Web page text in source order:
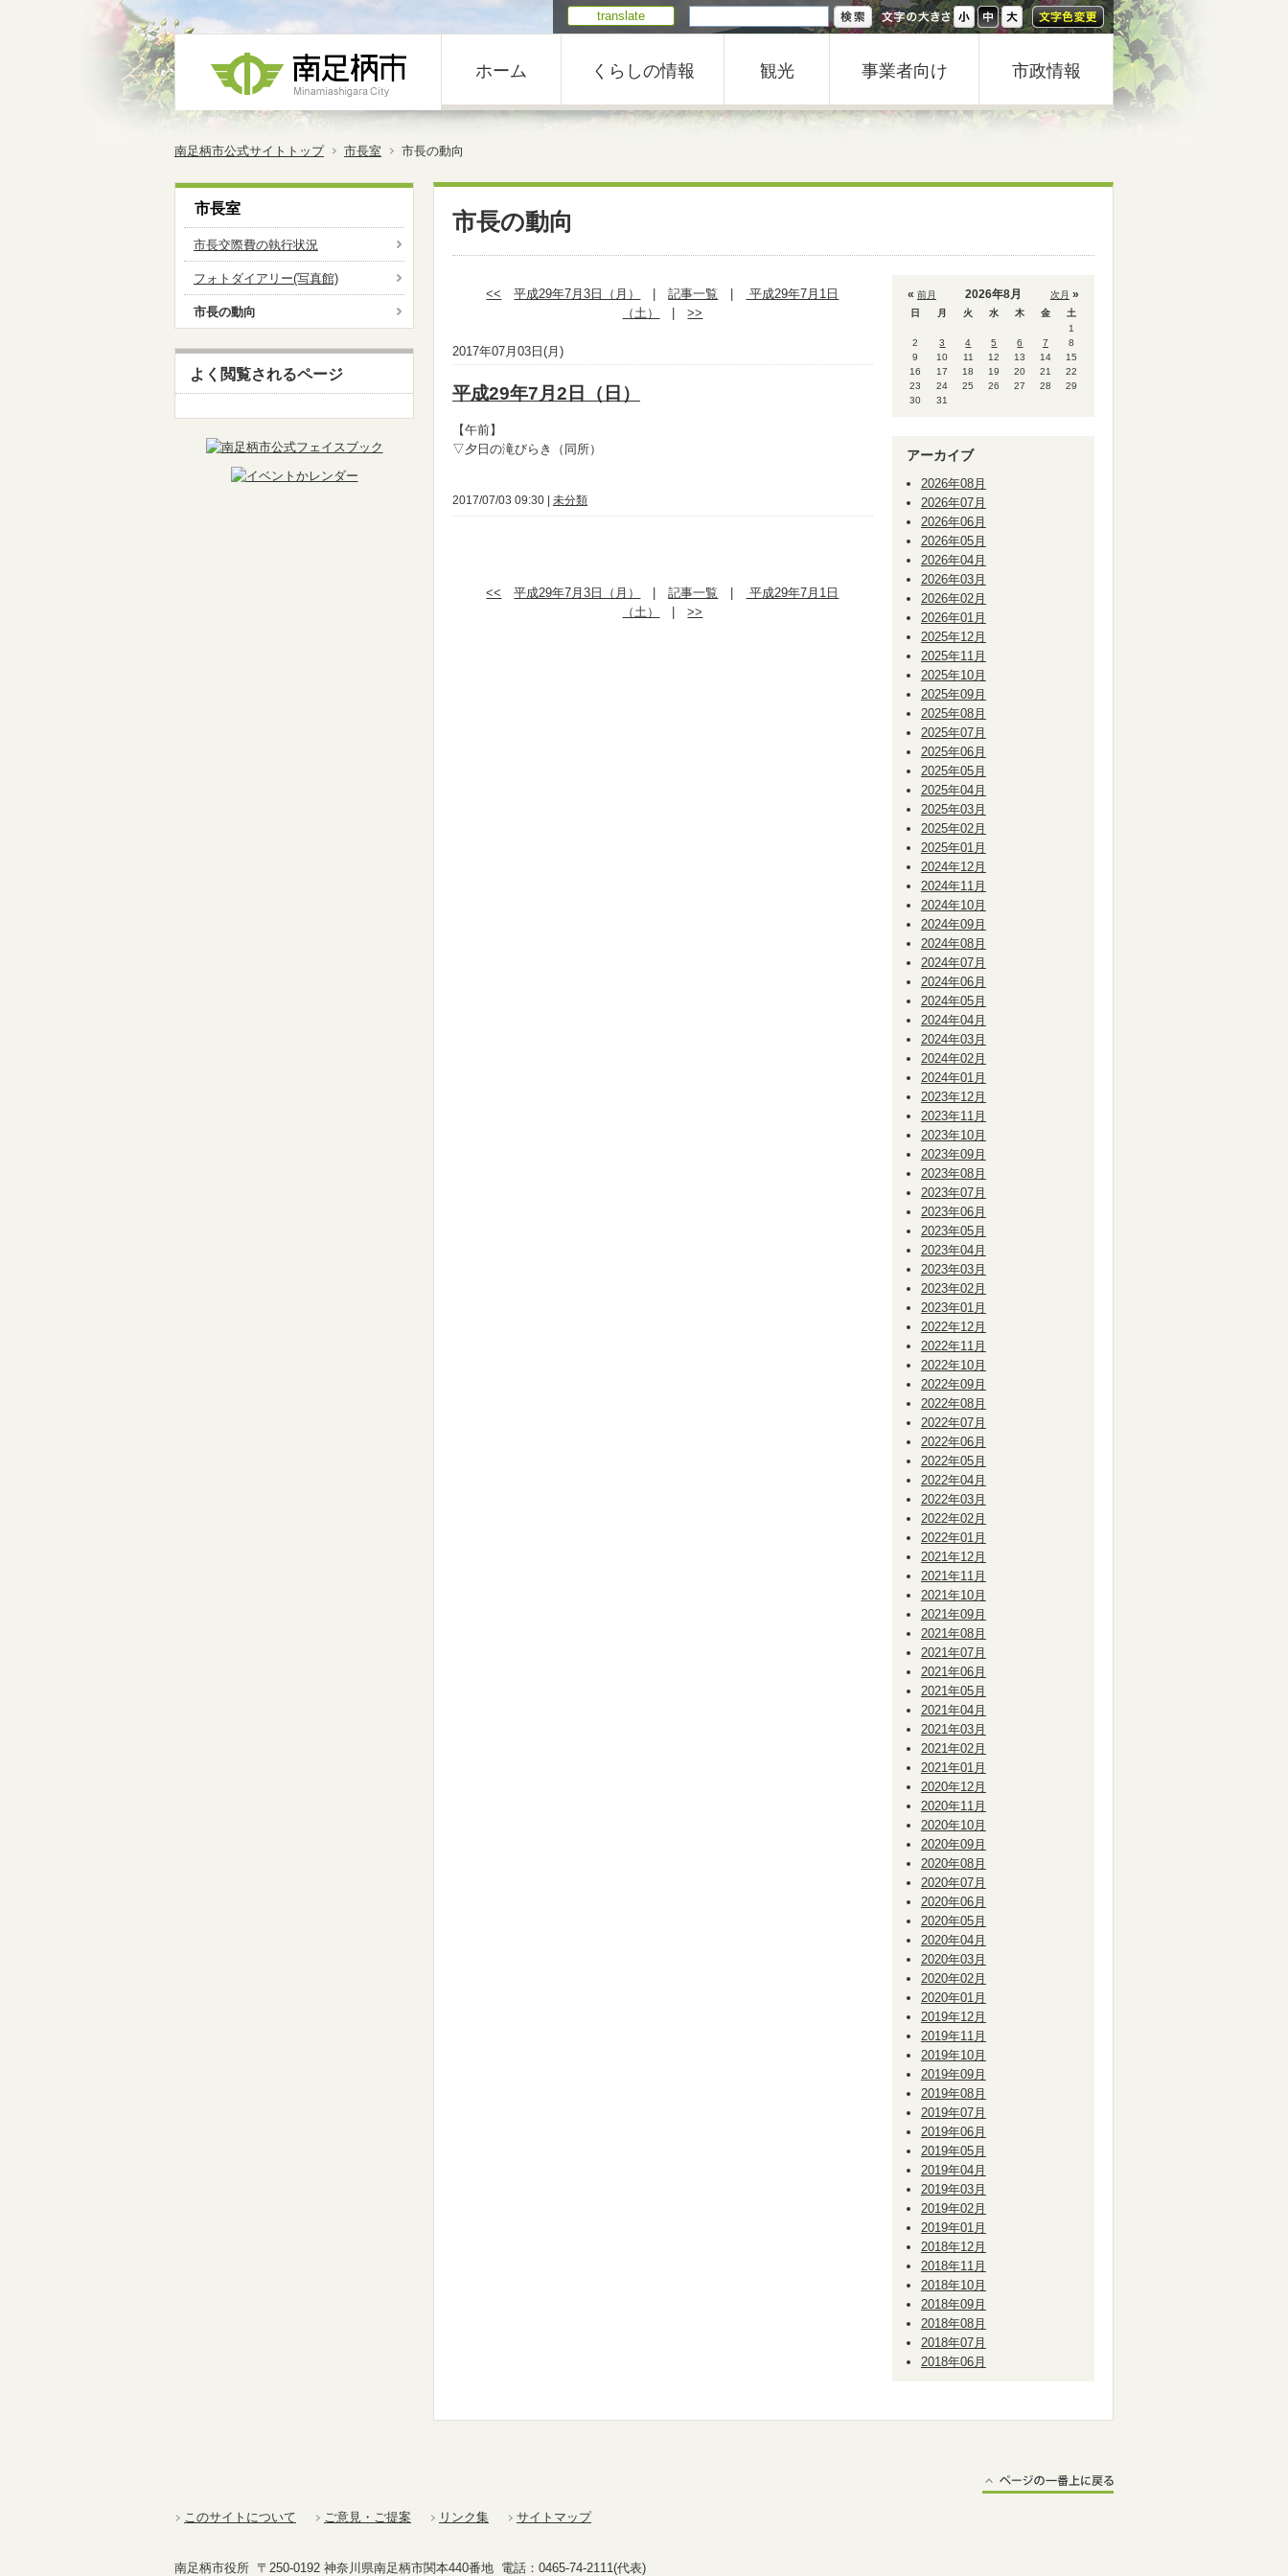
translate
ホーム くらしの情報 観光 事業者向け 市政情報
南足柄市公式サイトトップ 市長室 市長の動向
市長の動向
<< 平成29年7月3日（月） |記事一覧
平成29年7月1日
（土）
|>>
2017年07月03日(月)
平成29年7月2日（日）
【午前】
▽夕日の滝びらき（同所）
2017/07/03 09:30 | 未分類
<< 平成29年7月3日（月） |記事一覧
平成29年7月1日
（土）
|>>
« 前月 次月 »
2026年8月
日 月 火 水 木 金
土
1
2
3 4 5 6 7
8
9
10 11 12 13 14
15
16
17 18 19 20 21
22
23
24 25 26 27 28
29
30
31
アーカイブ
2026年08月
2026年07月
2026年06月
2026年05月
2026年04月
2026年03月
2026年02月
2026年01月
2025年12月
2025年11月
2025年10月
2025年09月
2025年08月
2025年07月
2025年06月
2025年05月
2025年04月
2025年03月
2025年02月
2025年01月
2024年12月
2024年11月
2024年10月
2024年09月
2024年08月
2024年07月
2024年06月
2024年05月
2024年04月
2024年03月
2024年02月
2024年01月
2023年12月
2023年11月
2023年10月
2023年09月
2023年08月
2023年07月
2023年06月
2023年05月
2023年04月
2023年03月
2023年02月
2023年01月
2022年12月
2022年11月
2022年10月
2022年09月
2022年08月
2022年07月
2022年06月
2022年05月
2022年04月
2022年03月
2022年02月
2022年01月
2021年12月
2021年11月
2021年10月
2021年09月
2021年08月
2021年07月
2021年06月
2021年05月
2021年04月
2021年03月
2021年02月
2021年01月
2020年12月
2020年11月
2020年10月
2020年09月
2020年08月
2020年07月
2020年06月
2020年05月
2020年04月
2020年03月
2020年02月
2020年01月
2019年12月
2019年11月
2019年10月
2019年09月
2019年08月
2019年07月
2019年06月
2019年05月
2019年04月
2019年03月
2019年02月
2019年01月
2018年12月
2018年11月
2018年10月
2018年09月
2018年08月
2018年07月
2018年06月
市長室
市長交際費の執行状況
フォトダイアリー(写真館)
市長の動向
よく閲覧されるページ
このサイトについて ご意見・ご提案 リンク集 サイトマップ
南足柄市役所 〒250-0192 神奈川県南足柄市関本440番地 電話：0465-74-2111(代表)